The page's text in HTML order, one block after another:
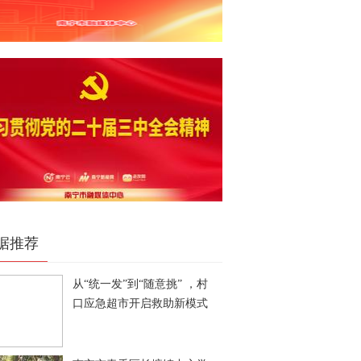
推荐
从“统一发”到“随意挑” ，村
口应急超市开启救助新模式